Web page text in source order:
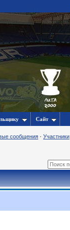
Сайт
сообщения · Участники